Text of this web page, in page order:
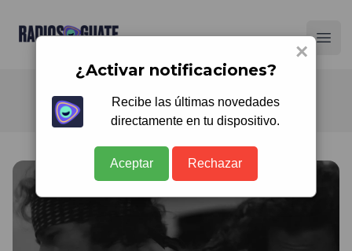
Radios Guate
×
¿Activar notificaciones?
Recibe las últimas novedades
directamente en tu dispositivo.
Aceptar Rechazar